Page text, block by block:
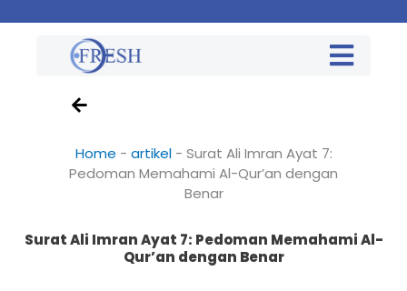
Home - artikel- Surat Ali Imran Ayat 7:
Pedoman Memahami Al-Qur’an dengan
Benar
Surat Ali Imran Ayat 7: Pedoman Memahami Al-
Qur’an dengan Benar